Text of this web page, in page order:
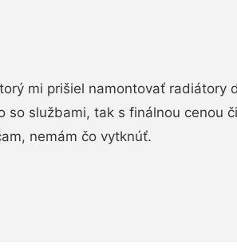
mi prišiel namontovať radiátory
so službami, tak s finálnou cenou či
nemám čo vytknúť.